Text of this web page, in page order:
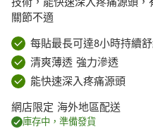
關節不適
每貼最長可達8小時持續
清爽薄透 強力滲透
能快速深入疼痛源頭
網店限定 海外地區配送
庫存中，準備發貨